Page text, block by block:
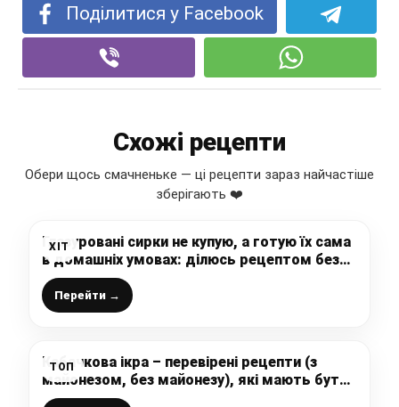
Поділитися у Facebook
Схожі рецепти
Обери щось смачненьке — ці рецепти зараз найчастіше
зберігають ❤️
ХІТ
Глазуровані сирки не купую, а готую їх сама
в домашніх умовах: ділюсь рецептом без
форм, вони смачніші і корисніші за покупні –
дітки у захваті
Перейти →
ТОП
Кабачкова ікра – перевірені рецепти (з
майонезом, без майонезу), які мають бути
у кожної господині